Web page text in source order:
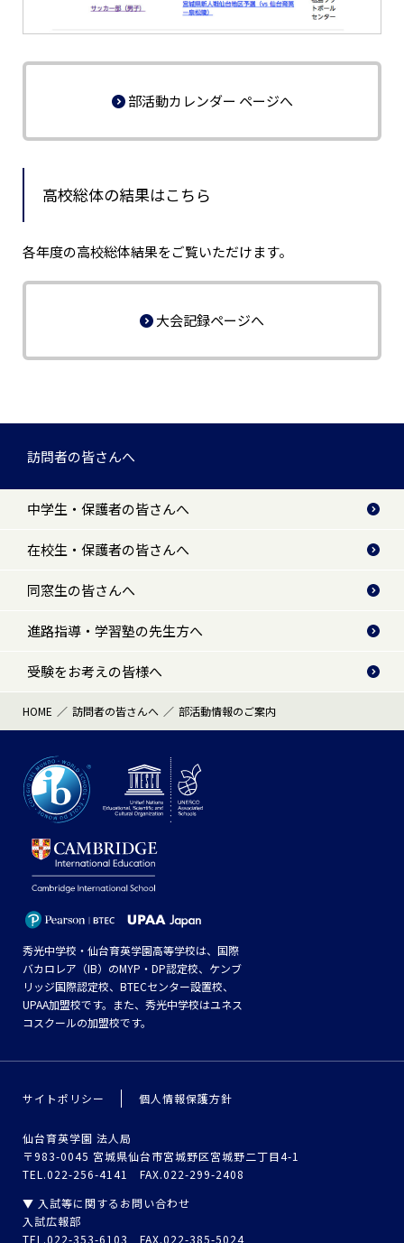
部活動カレンダー ページへ
高校総体の結果はこちら
各年度の高校総体結果をご覧いただけます。
大会記録ページへ
訪問者の皆さんへ
中学生・保護者の皆さんへ
在校生・保護者の皆さんへ
同窓生の皆さんへ
進路指導・学習塾の先生方へ
受験をお考えの皆様へ
HOME 訪問者の皆さんへ 部活動情報のご案内
秀光中学校・仙台育英学園高等学校は、国際
バカロレア（IB）のMYP・DP認定校、ケンブ
リッジ国際認定校、BTECセンター設置校、
UPAA加盟校です。また、秀光中学校はユネス
コスクールの加盟校です。
サイトポリシー 個人情報保護方針
仙台育英学園 法人局
〒983-0045 宮城県仙台市宮城野区宮城野二丁目4-1
TEL.022-256-4141 FAX.022-299-2408
▼ 入試等に関するお問い合わせ
入試広報部
TEL.022-353-6103 FAX.022-385-5024